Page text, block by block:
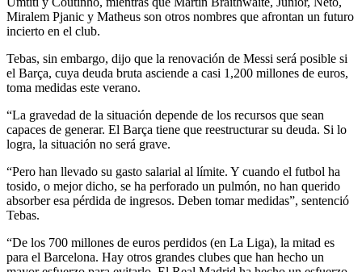
Miralem Pjanic y Matheus son otros nombres que afrontan un futuro
incierto en el club.
Tebas, sin embargo, dijo que la renovación de Messi será posible si
el Barça, cuya deuda bruta asciende a casi 1,200 millones de euros,
toma medidas este verano.
“La gravedad de la situación depende de los recursos que sean
capaces de generar. El Barça tiene que reestructurar su deuda. Si lo
logra, la situación no será grave.
“Pero han llevado su gasto salarial al límite. Y cuando el futbol ha
tosido, o mejor dicho, se ha perforado un pulmón, no han querido
absorber esa pérdida de ingresos. Deben tomar medidas”, sentenció
Tebas.
“De los 700 millones de euros perdidos (en La Liga), la mitad es
para el Barcelona. Hay otros grandes clubes que han hecho un